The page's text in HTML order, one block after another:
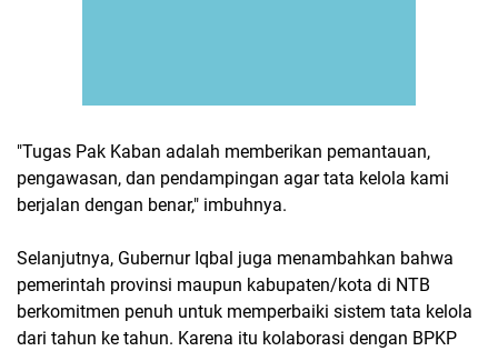
"Tugas Pak Kaban adalah memberikan pemantauan,
pengawasan, dan pendampingan agar tata kelola kami
berjalan dengan benar," imbuhnya.
Selanjutnya, Gubernur Iqbal juga menambahkan bahwa
pemerintah provinsi maupun kabupaten/kota di NTB
berkomitmen penuh untuk memperbaiki sistem tata kelola
dari tahun ke tahun. Karena itu kolaborasi dengan BPKP